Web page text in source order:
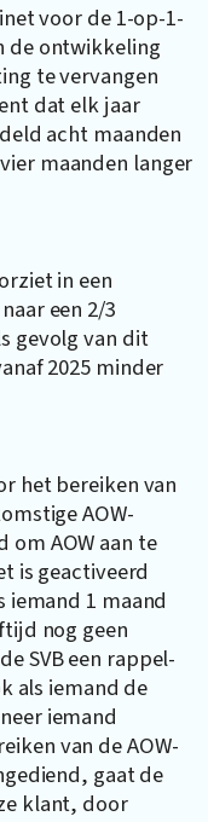
voor de 1-op-1-
de ontwikkeling
te vervangen
dat elk jaar
acht maanden
maanden langer
in een
een 2/3
gevolg van dit
2025 minder
het bereiken van
AOW-
AOW aan te
is geactiveerd
1 maand
nog geen
SVB een rappel-
als iemand de
iemand
van de AOW-
gaat de
klant, door